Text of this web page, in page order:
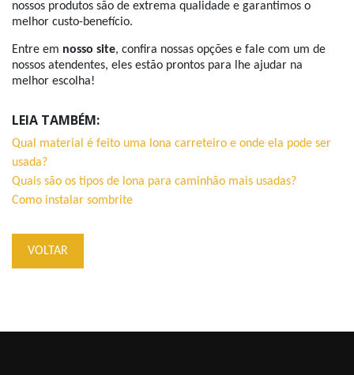
nossos produtos são de extrema qualidade e garantimos o
melhor custo-benefício.
Entre em nosso site, confira nossas opções e fale com um de
nossos atendentes, eles estão prontos para lhe ajudar na
melhor escolha!
LEIA TAMBÉM:
Qual material é feito uma lona carreteiro e onde ela pode ser
usada?
Quais são os tipos de lona para caminhão mais usadas?
Como instalar sombrite
VOLTAR